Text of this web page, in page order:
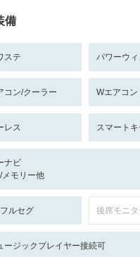
備
ステ パワーウ
コン/クーラー Wエアコン
レス スマートキ
ナビ
メモリー他
ルセグ 後席モニタ
ージックプレイヤー接続可